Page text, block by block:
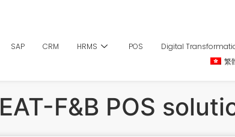
SAP CRM HRMS POS Digital
繁
EAT-F&B POS